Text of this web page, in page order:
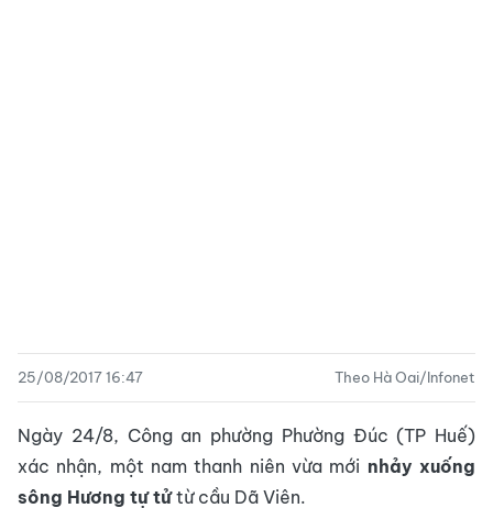
25/08/2017 16:47 Theo Hà Oai/Infonet
Ngày 24/8, Công an phường Phường Đúc (TP Huế)
xác nhận, một nam thanh niên vừa mới nhảy xuống
sông Hương tự tửtừ cầu Dã Viên.